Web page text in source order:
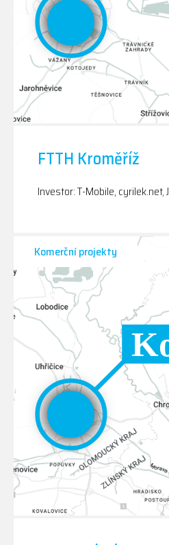
FTTH Kroměříž
Investor: T-Mobile, cyrilek.net,
Komerční projekty